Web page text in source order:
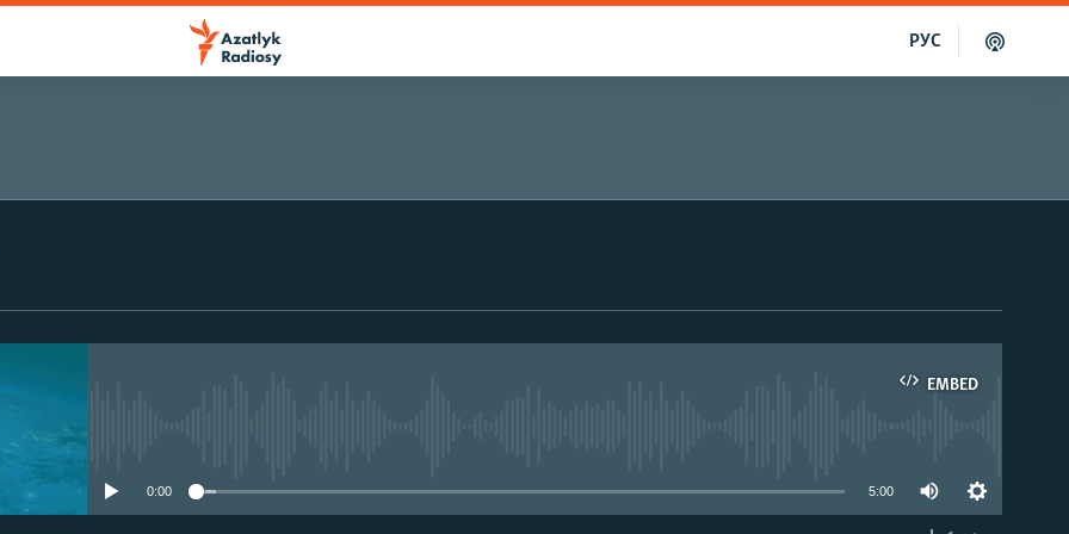
РУС
EMBED
0:00 5:00